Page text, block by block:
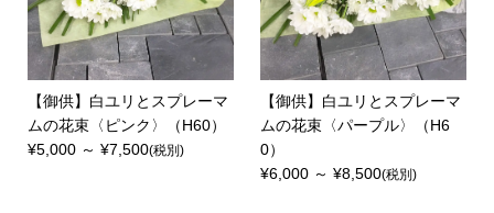
【御供】白ユリとスプレーマ
ムの花束〈ピンク〉（H60）
¥5,000 ～ ¥7,500(税別)
【御供】白ユリとスプレーマ
ムの花束〈パープル〉（H6
0）
¥6,000 ～ ¥8,500(税別)